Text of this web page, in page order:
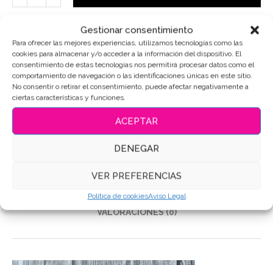
Gestionar consentimiento
Para ofrecer las mejores experiencias, utilizamos tecnologías como las
cookies para almacenar y/o acceder a la información del dispositivo. El
consentimiento de estas tecnologías nos permitirá procesar datos como el
comportamiento de navegación o las identificaciones únicas en este sitio.
No consentir o retirar el consentimiento, puede afectar negativamente a
ciertas características y funciones.
ACEPTAR
DENEGAR
VER PREFERENCIAS
Política de cookiesAviso Legal
SKU:5860
Categorías:Personajes-Dibujos,Sets de galletas
Etiquetas:
Galletas de mantequilla Galletas Decoradas
Galletas personalizadas, Galletas Toy Story
VALORACIONES (0)